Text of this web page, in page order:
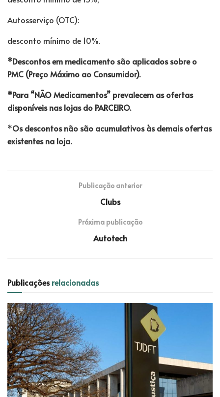
Autosserviço (OTC):
desconto mínimo de 10%.
*Descontos em medicamento são aplicados sobre o
PMC (Preço Máximo ao Consumidor).
*Para “NÃO Medicamentos” prevalecem as ofertas
disponíveis nas lojas do PARCEIRO.
*Os descontos não são acumulativos às demais ofertas
existentes na loja.
Publicação anterior
Clubs
Próxima publicação
Autotech
Publicaçõesrelacionadas